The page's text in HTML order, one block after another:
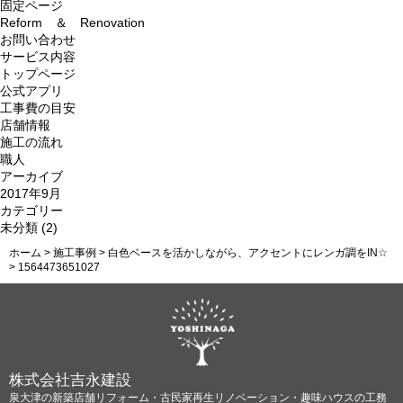
固定ページ
Reform ＆ Renovation
お問い合わせ
サービス内容
トップページ
公式アプリ
工事費の目安
店舗情報
施工の流れ
職人
アーカイブ
2017年9月
カテゴリー
未分類 (2)
ホーム > 施工事例 > 白色ベースを活かしながら、アクセントにレンガ調をIN☆
> 1564473651027
株式会社吉永建設
泉大津の新築店舗リフォーム・古民家再生リノベーション・趣味ハウスの工務